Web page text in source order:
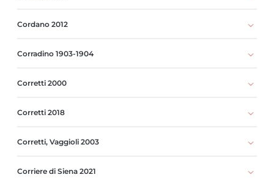
Cordano 2012
Corradino 1903-1904
Corretti 2000
Corretti 2018
Corretti, Vaggioli 2003
Corriere di Siena 2021